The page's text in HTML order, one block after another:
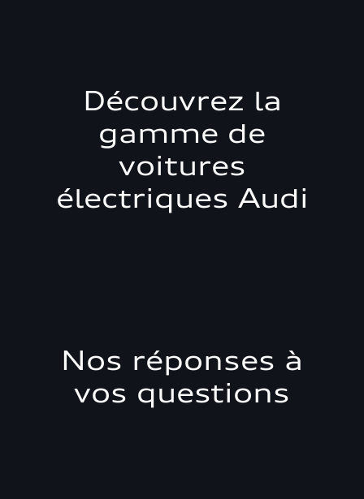
Découvrez la
gamme de
voitures
électriques Audi
Nos réponses à
vos questions